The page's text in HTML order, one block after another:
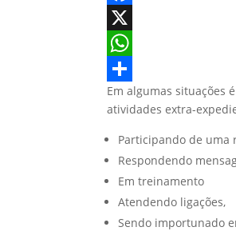
n
k
e
I
F
a
c
e
o
X
W
h
t
p
S
a
Em algumas situações
atividades extra-
Participando de uma
Respondendo
Em treinamento
Atendendo ligações,
Sendo importunado